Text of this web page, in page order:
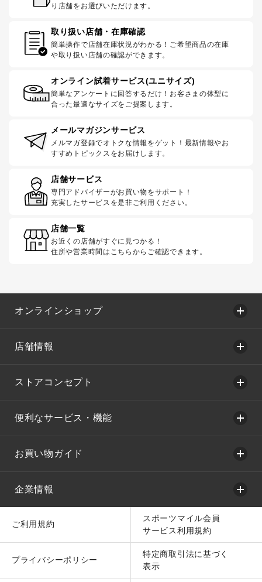
り店舗をお選びいただけます。
取り扱い店舗・在庫確認
簡単操作で店舗在庫状況がわかる！ご希望商品の在庫
や取り扱い店舗の確認ができます。
オンライン試着サービス(ユニサイズ)
簡単なアンケートに回答するだけ！お客さまの体型に
合った最適なサイズをご提案します。
メールマガジンサービス
メルマガ登録でオトクな情報をゲット！最新情報やお
すすめトピックスをお届けします。
店舗サービス
専門アドバイザーがお買い物をサポート！
充実したサービスを是非ご利用ください。
店舗一覧
お近くの店舗がすぐに見つかる！
住所や営業時間はこちらからご確認できます。
オンラインショップ
店舗情報
ストアコンセプト
便利なサービス・機能
お買い物ガイド
企業情報
ご利用規約
スポーツマイル会員
サービス利用規約
プライバシーポリシー
特定商取引法に基づく
表示